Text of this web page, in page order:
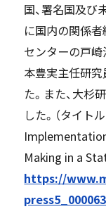
国、署名国及び
に国内の関係者
センターの戸崎
本豊実主任研
た。また、大杉
した。（タイ
Making in a
https://